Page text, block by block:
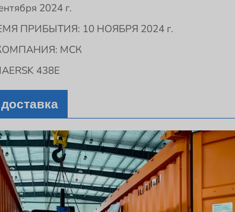
2024 г.
ПРИБЫТИЯ: 10 НОЯБРЯ 2024 г.
МСК
438E